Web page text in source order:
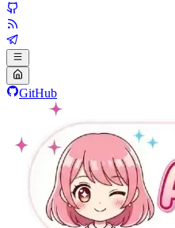
GitHub